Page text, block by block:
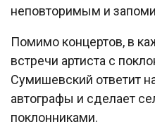
неповторимым и
Помимо концертов, в
встречи артиста с
Сумишевский ответит
автографы и сделает
поклонниками.